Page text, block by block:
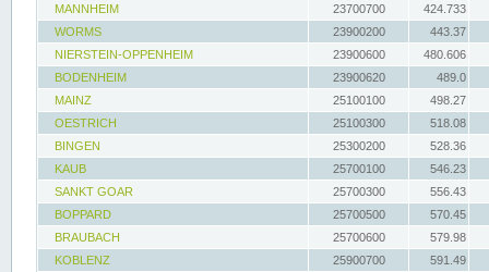
MANNHEIM
23700700
424.733
WORMS
23900200
443.37
NIERSTEIN-OPPENHEIM
23900600
480.606
BODENHEIM
23900620
489.0
MAINZ
25100100
498.27
OESTRICH
25100300
518.08
BINGEN
25300200
528.36
KAUB
25700100
546.23
SANKT GOAR
25700300
556.43
BOPPARD
25700500
570.45
BRAUBACH
25700600
579.98
KOBLENZ
25900700
591.49